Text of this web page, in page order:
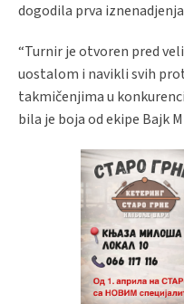
dogodila prva
“Turnir je otvoren pred
uostalom i navikli svih
takmičenjima u
bila je boja od ekipe Bajk